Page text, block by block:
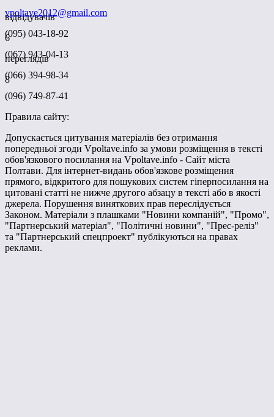
відвідувачів
6
переглядів
8
vpoltave2012@gmail.com
(095) 043-18-92
(067) 943-04-13
(066) 394-98-34
(096) 749-87-41
Правила сайту:
Допускається цитування матеріалів без отримання
попередньої згоди Vpoltave.info за умови розміщення в тексті
обов'язкового посилання на Vpoltave.info - Сайт міста
Полтави. Для інтернет-видань обов'язкове розміщення
прямого, відкритого для пошукових систем гіперпосилання на
цитовані статті не нижче другого абзацу в тексті або в якості
джерела. Порушення виняткових прав переслідується
Законом. Матеріали з плашками "Новини компаній", "Промо",
"Партнерський матеріал", "Політичні новини", "Прес-реліз"
та "Партнерський спецпроект" публікуються на правах
реклами.